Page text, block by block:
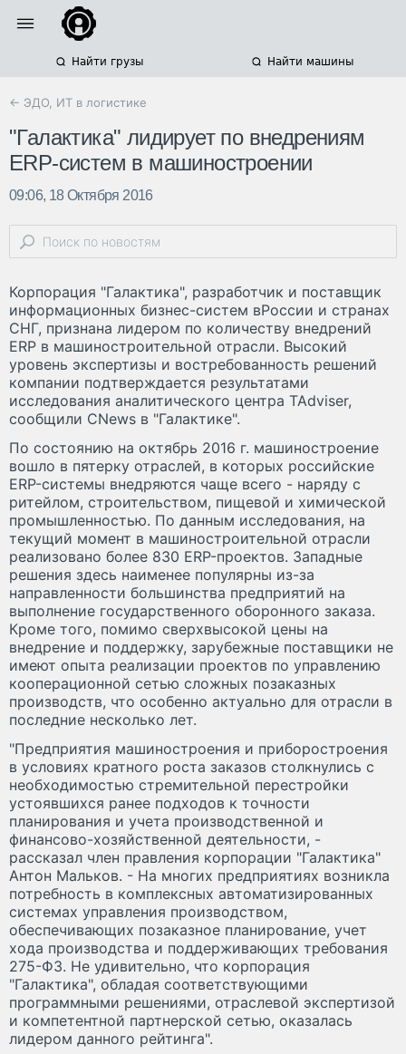
Найти грузы Найти машины
← ЭДО, ИТ в логистике
"Галактика" лидирует по внедрениям
ERP-систем в машиностроении
09:06, 18 Октября 2016
Корпорация "Галактика", разработчик и поставщик
информационных бизнес-систем вРоссии и странах
СНГ, признана лидером по количеству внедрений
ERP в машиностроительной отрасли. Высокий
уровень экспертизы и востребованность решений
компании подтверждается результатами
исследования аналитического центра TAdviser,
сообщили CNews в "Галактике".
По состоянию на октябрь 2016 г. машиностроение
вошло в пятерку отраслей, в которых российские
ERP-системы внедряются чаще всего - наряду с
ритейлом, строительством, пищевой и химической
промышленностью. По данным исследования, на
текущий момент в машиностроительной отрасли
реализовано более 830 ERP-проектов. Западные
решения здесь наименее популярны из-за
направленности большинства предприятий на
выполнение государственного оборонного заказа.
Кроме того, помимо сверхвысокой цены на
внедрение и поддержку, зарубежные поставщики не
имеют опыта реализации проектов по управлению
кооперационной сетью сложных позаказных
производств, что особенно актуально для отрасли в
последние несколько лет.
"Предприятия машиностроения и приборостроения
в условиях кратного роста заказов столкнулись с
необходимостью стремительной перестройки
устоявшихся ранее подходов к точности
планирования и учета производственной и
финансово-хозяйственной деятельности, -
рассказал член правления корпорации "Галактика"
Антон Мальков. - На многих предприятиях возникла
потребность в комплексных автоматизированных
системах управления производством,
обеспечивающих позаказное планирование, учет
хода производства и поддерживающих требования
275-ФЗ. Не удивительно, что корпорация
"Галактика", обладая соответствующими
программными решениями, отраслевой экспертизой
и компетентной партнерской сетью, оказалась
лидером данного рейтинга".